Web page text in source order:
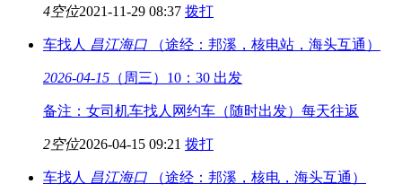
4空位2021-11-29 08:37 拨打
车找人 昌江海口 （途经：邦溪，核电站，海头互通）
2026-04-15 （周三）10：30 出发
备注：女司机车找人网约车（随时出发）每天往返
2空位2026-04-15 09:21 拨打
车找人 昌江海口 （途经：邦溪，核电，海头互通）